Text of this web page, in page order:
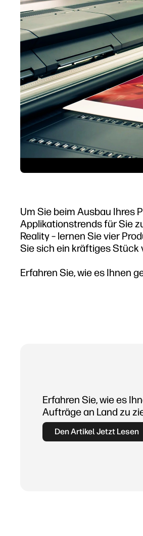
Um Sie beim Ausbau Ihres
Applikationstrends für Sie
Reality – lernen Sie vier
Sie sich ein kräftiges Stück
Erfahren Sie, wie es Ihnen
Erfahren Sie, wie es
Aufträge an Land zu
Den Artikel Jetzt Lesen